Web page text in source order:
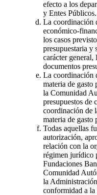
efecto a los
y Entes Públicos.
La coordinación
económico-
los casos
presupuestaria y
carácter
documentos
La coordinación
materia de gasto
la Comunidad
presupuestos de
coordinación de
materia de gasto
Todas aquellas
autorización,
relación con la
régimen jurídico
Fundaciones
Comunidad
la
conformidad a